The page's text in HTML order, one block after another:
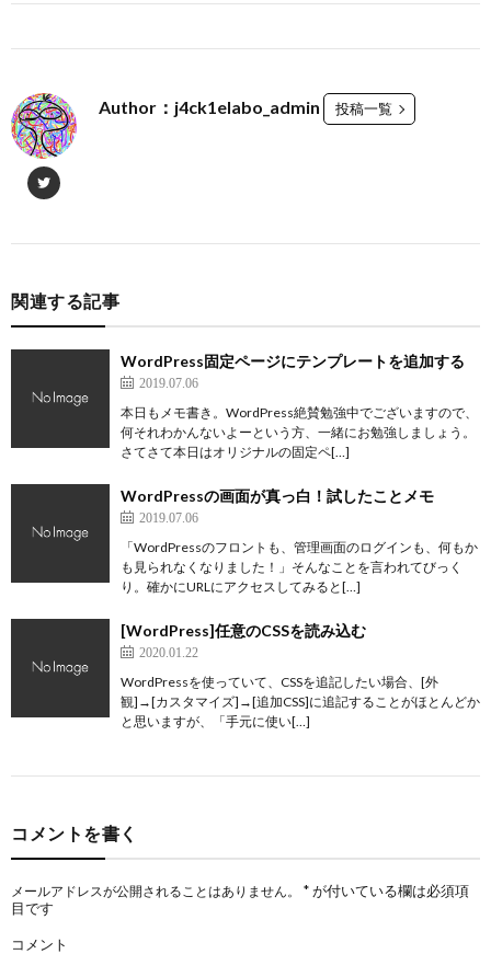
Author：j4ck1elabo_admin 投稿一覧
関連する記事
WordPress固定ページにテンプレートを追加する
2019.07.06
本日もメモ書き。WordPress絶賛勉強中でございますので、
何それわかんないよーという方、一緒にお勉強しましょう。
さてさて本日はオリジナルの固定ペ[…]
WordPressの画面が真っ白！試したことメモ
2019.07.06
「WordPressのフロントも、管理画面のログインも、何もか
も見られなくなりました！」そんなことを言われてびっく
り。確かにURLにアクセスしてみると[…]
[WordPress]任意のCSSを読み込む
2020.01.22
WordPressを使っていて、CSSを追記したい場合、[外
観]→[カスタマイズ]→[追加CSS]に追記することがほとんどか
と思いますが、「手元に使い[…]
コメントを書く
メールアドレスが公開されることはありません。 *が付いている欄は必須項
目です
コメント